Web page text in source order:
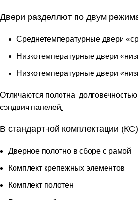
Двери разделяют по двум
Среднетемпературные двери
Низкотемпературные двери
Низкотемпературные двери
Отличаются полотна
сэндвич панелей.
В стандартной комплектации
Дверное полотно в сборе с рамой
Комплект крепежных элементов
Комплект полотен